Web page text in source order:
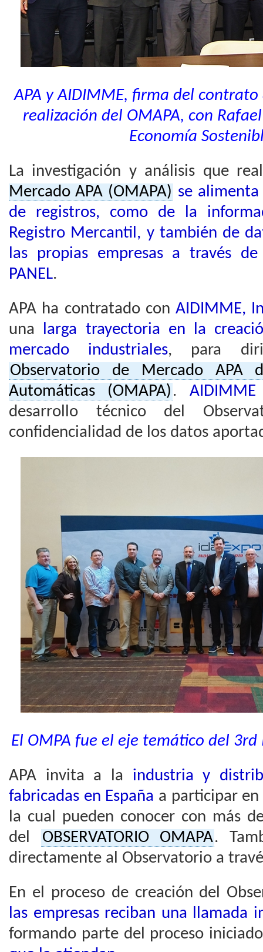
APA y AIDIMME, firma del
realización del OMAPA, con
Economía
La investigación y análisis que
Mercado APA (OMAPA) se
de registros, como de la
Registro Mercantil, y también de
las propias empresas a través
PANEL.
APA ha contratado conAIDIMME,
una larga trayectoria en la
mercado industriales, para
Observatorio de Mercado APA
Automáticas (OMAPA) . AIDIMME
desarrollo técnico del
confidencialidad de los datos
El OMPA fue el eje temático del 3rd
APA invita a la industria y
fabricadas en España a participar
la cual pueden conocer con más
del
OBSERVATORIO OMAPA.
directamente al Observatorio a
En el proceso de creación del
las empresas reciban una llamada
formando parte del proceso